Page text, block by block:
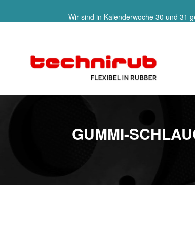
Wir sind in Kalenderwoche 30 und 31
GUMMI-